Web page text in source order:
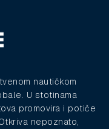
nautičkom
U stotinama
promovira i potiče
nepoznato,